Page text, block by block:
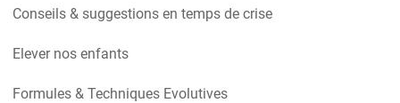
Conseils & suggestions en temps de crise
Elever nos enfants
Formules & Techniques Evolutives